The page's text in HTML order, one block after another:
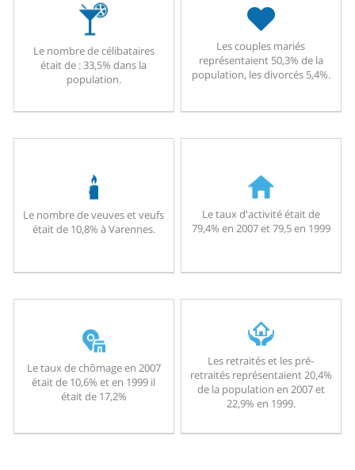
Le nombre de célibataires
était de : 33,5% dans la
population.
Les couples mariés
représentaient 50,3% de la
population, les divorcés 5,4%.
Le nombre de veuves et veufs
était de 10,8% à Varennes.
Le taux d'activité était de
79,4% en 2007 et 79,5 en 1999
Le taux de chômage en 2007
était de 10,6% et en 1999 il
était de 17,2%
Les retraités et les pré-
retraités représentaient 20,4%
de la population en 2007 et
22,9% en 1999.